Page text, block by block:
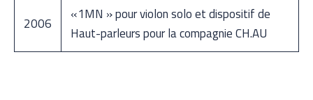
2006
«1MN » pour violon solo et dispositif de
Haut-parleurs pour la compagnie CH.AU